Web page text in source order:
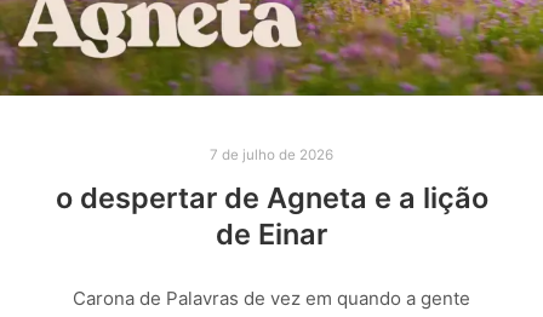
7 de julho de 2026
o despertar de Agneta e a lição
de Einar
Carona de Palavras de vez em quando a gente